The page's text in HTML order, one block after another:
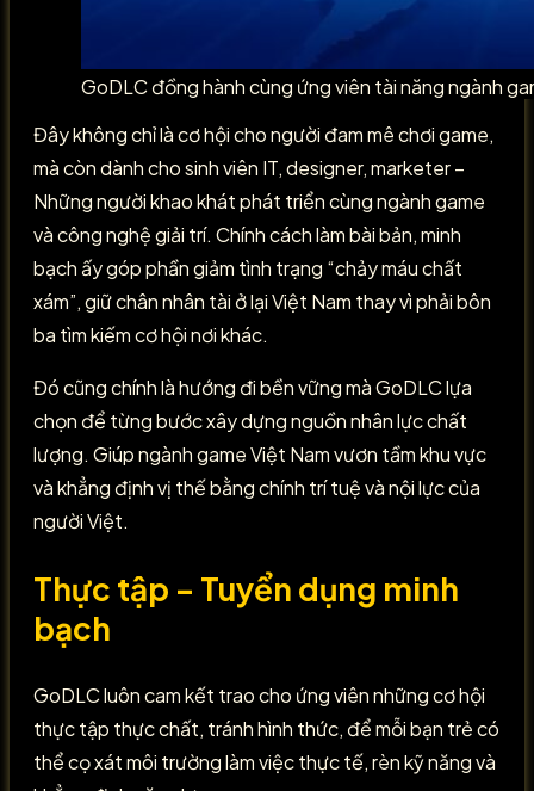
GoDLC đồng hành cùng ứng viên tài năng ngành
Đây không chỉ là cơ hội cho người đam mê chơi game,
mà còn dành cho sinh viên IT, designer, marketer –
Những người khao khát phát triển cùng ngành game
và công nghệ giải trí. Chính cách làm bài bản, minh
bạch ấy góp phần giảm tình trạng “chảy máu chất
xám”, giữ chân nhân tài ở lại Việt Nam thay vì phải bôn
ba tìm kiếm cơ hội nơi khác.
Đó cũng chính là hướng đi bền vững mà GoDLC lựa
chọn để từng bước xây dựng nguồn nhân lực chất
lượng. Giúp ngành game Việt Nam vươn tầm khu vực
và khẳng định vị thế bằng chính trí tuệ và nội lực của
người Việt.
Thực tập – Tuyển dụng minh
bạch
GoDLC luôn cam kết trao cho ứng viên những cơ hội
thực tập thực chất, tránh hình thức, để mỗi bạn trẻ có
thể cọ xát môi trường làm việc thực tế, rèn kỹ năng và